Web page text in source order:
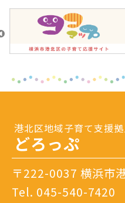
港北区地域子育て支援
どろっぷ
〒222-0037 横浜市
Tel. 045-540-7420